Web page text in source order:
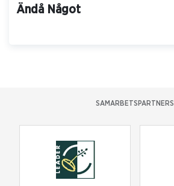
Ändå Något
SAMARBETSPARTNERS